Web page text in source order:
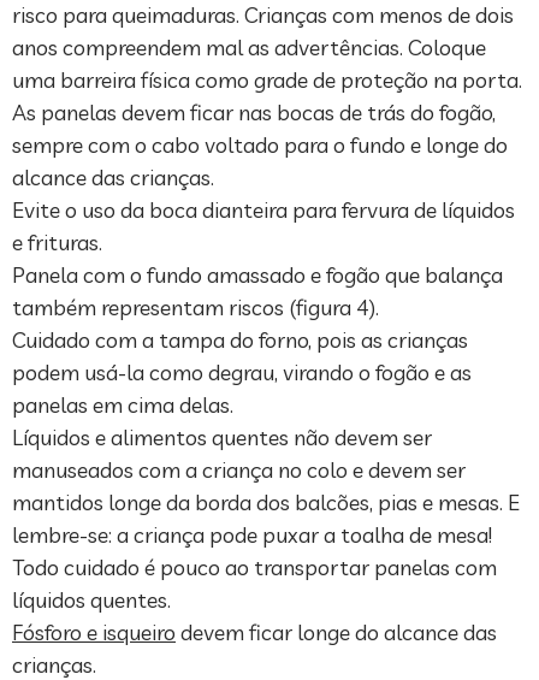
risco para queimaduras. Crianças com menos de dois
anos compreendem mal as advertências. Coloque
uma barreira física como grade de proteção na porta.
As panelas devem ficar nas bocas de trás do fogão,
sempre com o cabo voltado para o fundo e longe do
alcance das crianças.
Evite o uso da boca dianteira para fervura de líquidos
e frituras.
Panela com o fundo amassado e fogão que balança
também representam riscos (figura 4).
Cuidado com a tampa do forno, pois as crianças
podem usá-la como degrau, virando o fogão e as
panelas em cima delas.
Líquidos e alimentos quentes não devem ser
manuseados com a criança no colo e devem ser
mantidos longe da borda dos balcões, pias e mesas. E
lembre-se: a criança pode puxar a toalha de mesa!
Todo cuidado é pouco ao transportar panelas com
líquidos quentes.
Fósforo e isqueiro devem ficar longe do alcance das
crianças.